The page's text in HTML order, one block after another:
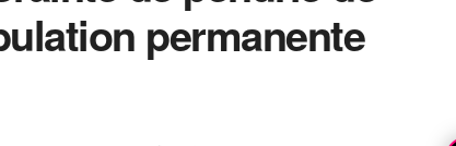
permanente